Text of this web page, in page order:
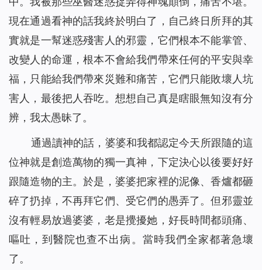
現在通過看神的話我終於明白了，自己終日所拜的其
實就是一幫迷惑殘害人的邪靈，它們根本不能掌管、
改變人的命運，根本不會給我們帶來任何的平安與幸
福，只能給我們帶來災難和痛苦，它們只能敗壞人坑
害人，最後把人吞吃。想想自己真是瞎眼無知沒有分
辨，我太愚昧了。
通過讀神的話，婆婆和我都認定今天所跟隨的這
位神就是創造萬物的獨一真神，下定決心以後要好好
跟隨造物的主。於是，婆婆把家裡的泥像、香爐都砸
碎了扔掉，不再拜它們、受它們的愚弄了。但邪靈並
沒有輕易放過婆婆，老是攪擾她，好長時間都頭痛、
嘔吐，到醫院也查不出病。當時我們全家都著急壞
了。